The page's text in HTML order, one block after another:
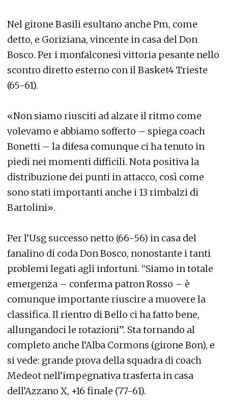
Nel girone Basili esultano anche Pm, come
detto, e Goriziana, vincente in casa del Don
Bosco. Per i monfalconesi vittoria pesante nello
scontro diretto esterno con il Basket4 Trieste
(65-61).
«Non siamo riusciti ad alzare il ritmo come
volevamo e abbiamo sofferto – spiega coach
Bonetti – la difesa comunque ci ha tenuto in
piedi nei momenti difficili. Nota positiva la
distribuzione dei punti in attacco, così come
sono stati importanti anche i 13 rimbalzi di
Bartolini».
Per l’Usg successo netto (66-56) in casa del
fanalino di coda Don Bosco, nonostante i tanti
problemi legati agli infortuni. “Siamo in totale
emergenza – conferma patron Rosso – è
comunque importante riuscire a muovere la
classifica. Il rientro di Bello ci ha fatto bene,
allungandoci le rotazioni”. Sta tornando al
completo anche l’Alba Cormons (girone Bon), e
si vede: grande prova della squadra di coach
Medeot nell’impegnativa trasferta in casa
dell’Azzano X, +16 finale (77-61).